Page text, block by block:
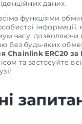
даних.
функціями
часу,
без будь-яких
Chainlink ERC20 за
та застосуйте